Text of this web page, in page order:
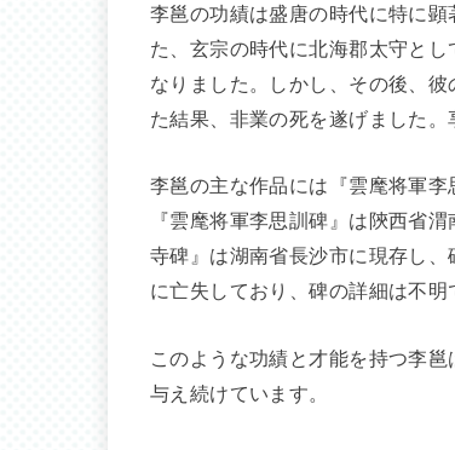
李邕の功績は盛唐の時代に特に
た、玄宗の時代に北海郡太守と
なりました。しかし、その後、
た結果、非業の死を遂げました。
李邕の主な作品には『雲麾将軍
『雲麾将軍李思訓碑』は陝西省
寺碑』は湖南省長沙市に現存し
に亡失しており、碑の詳細は不
このような功績と才能を持つ李
与え続けています。